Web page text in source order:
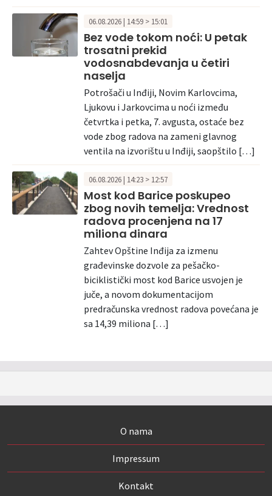
06.08.2026 | 14:59 > 15:01
Bez vode tokom noći: U petak
trosatni prekid
vodosnabdevanja u četiri
naselja
Potrošači u Inđiji, Novim Karlovcima,
Ljukovu i Jarkovcima u noći između
četvrtka i petka, 7. avgusta, ostaće bez
vode zbog radova na zameni glavnog
ventila na izvorištu u Inđiji, saopštilo […]
06.08.2026 | 14:23 > 12:57
Most kod Barice poskupeo
zbog novih temelja: Vrednost
radova procenjena na 17
miliona dinara
Zahtev Opštine Inđija za izmenu
građevinske dozvole za pešačko-
biciklistički most kod Barice usvojen je
juče, a novom dokumentacijom
predračunska vrednost radova povećana je
sa 14,39 miliona […]
O nama
Impressum
Kontakt